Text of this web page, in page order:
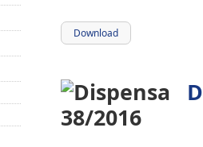
Download